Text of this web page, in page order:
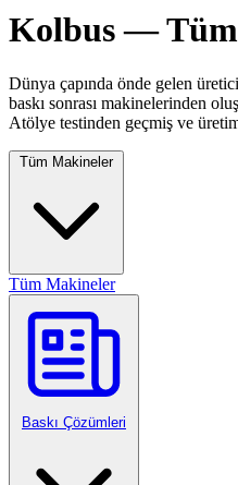
Kolbus —
Dünya çapında önde gelen
baskı sonrası makinelerinden
Atölye testinden geçmiş ve
Tüm Makineler
Tüm Makineler
Baskı Çözümleri